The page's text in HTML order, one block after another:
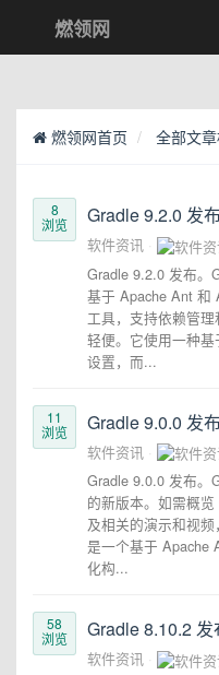
燃领网
燃领网首页 全部文
8
浏览
Gradle 9.2.0 发布
软件资讯
Gradle 9.2.0 发布。
基于 Apache Ant 和
工具，支持依赖管
轻便。它使用一种
设置，而...
11
浏览
Gradle 9.0.0 发布
软件资讯
Gradle 9.0.0 发布。
的新版本。如需概
及相关的演示和视
是一个基于 Apache
化构...
58
浏览
Gradle 8.10.2 发
软件资讯